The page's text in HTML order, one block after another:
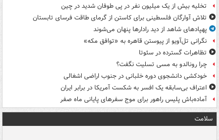
تخلیه بیش از یک میلیون نفر در پی طوفان شدید در چین
تلاش آوارگان فلسطینی برای کاستن از گرمای طاقت فرسای تابستان
پهپادهای شاهد از دید رادارها پنهان می‌شوند
نگرانی تل‌آویو از پیوستن قاهره به «توافق مکه»
تظاهرات گسترده در سئوتا
چرا رونالدو به مسی تسلیت نگفت؟
خودکشی دانشجوی دوره خلبانی در جنوب اراضی اشغالی
اعتراف بی‌سابقه یک افسر به شکست آمریکا در برابر ایران
آماده‌باش پلیس راهور برای موج سفرهای پایانی ماه صفر
سلامت